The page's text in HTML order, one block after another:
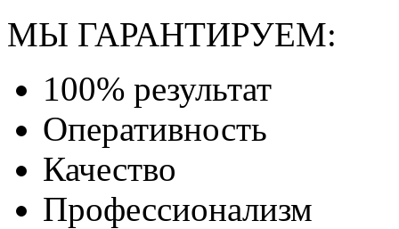
МЫ ГАРАНТИРУЕМ:
100% результат
Оперативность
Качество
Профессионализм